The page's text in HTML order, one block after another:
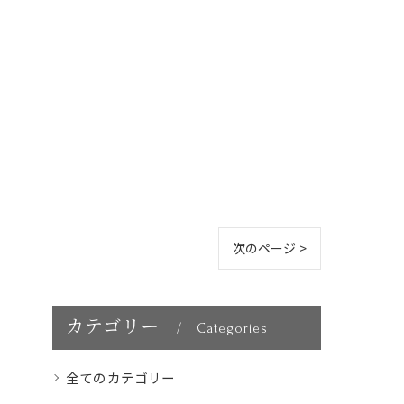
次のページ >
カテゴリー Categories
全てのカテゴリー